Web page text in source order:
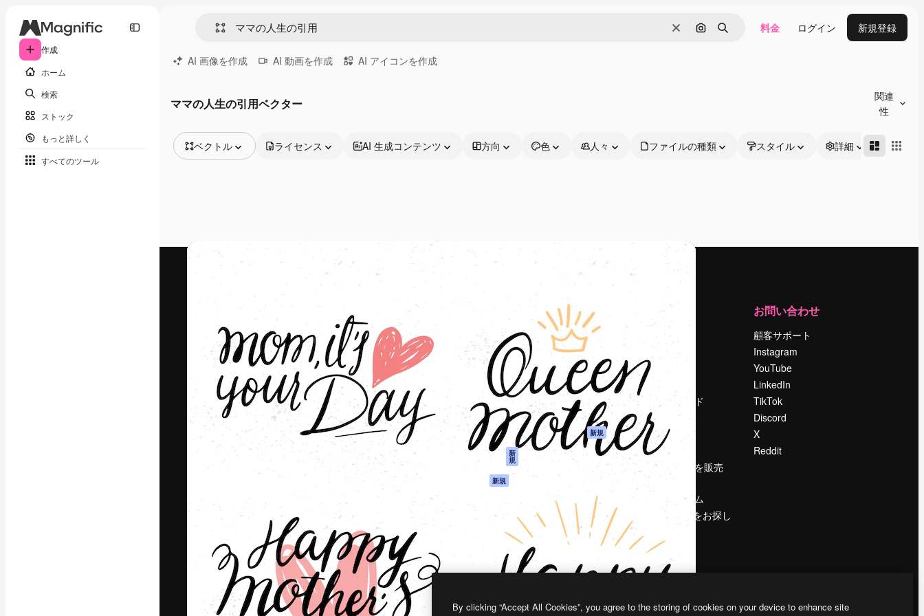
作成
ホーム
検索
ストック
もっと詳しく
すべてのツール
消去 画像で検索
検索 料金 ログイン 新規登録
AI 画像を作成 AI 動画を作成 AI アイコンを作成
ママの人生の引用ベクター
関連
性
ベクトル
動画
映像素材
ライセンス AI 生成コンテンツ 方向 色 人々 ファイルの種類 スタイル 詳細
最高のクリエイティブ制作を導くためのプラ
ットフォーム。クリエイター、企業、代理
店、スタジオを含む100万人以上が利用して
います。
日本語
AI アシスタント
AI 画像生成ツール
AI 動画生成ツール
AI 音声合成ツール
ストックコンテン
ツ
Claude/ChatGPT
新
規
新規
API
モバイルアプリ
すべてのMagnificツ
はじめに
Academy
ドキュメント
サポート
利用規約
プライバシーポリ
シー
オリジナル 新規
クッキーポリシー
トラストセンター
法人向け
会社概要
Reviews
検索トレンド
ブログ
イベント
Slidesgo
コンテンツを販売
プレスルーム
magnific.aiをお探し
お問い合わせ
顧客サポート
Instagram
YouTube
LinkedIn
TikTok
Discord
X
Reddit
Copyright © 2010-2026Freepik Company S.L.U.無断複写・転載を禁じます
By clicking “Accept All Cookies”, you agree to the storing of cookies on your device to enhance site